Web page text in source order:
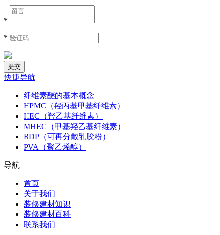
*
*
快捷导航
纤维素醚的基本概念
HPMC（羟丙基甲基纤维素）
HEC（羟乙基纤维素）
MHEC（甲基羟乙基纤维素）
RDP（可再分散乳胶粉）
PVA（聚乙烯醇）
导航
首页
关于我们
装修建材知识
装修建材百科
联系我们